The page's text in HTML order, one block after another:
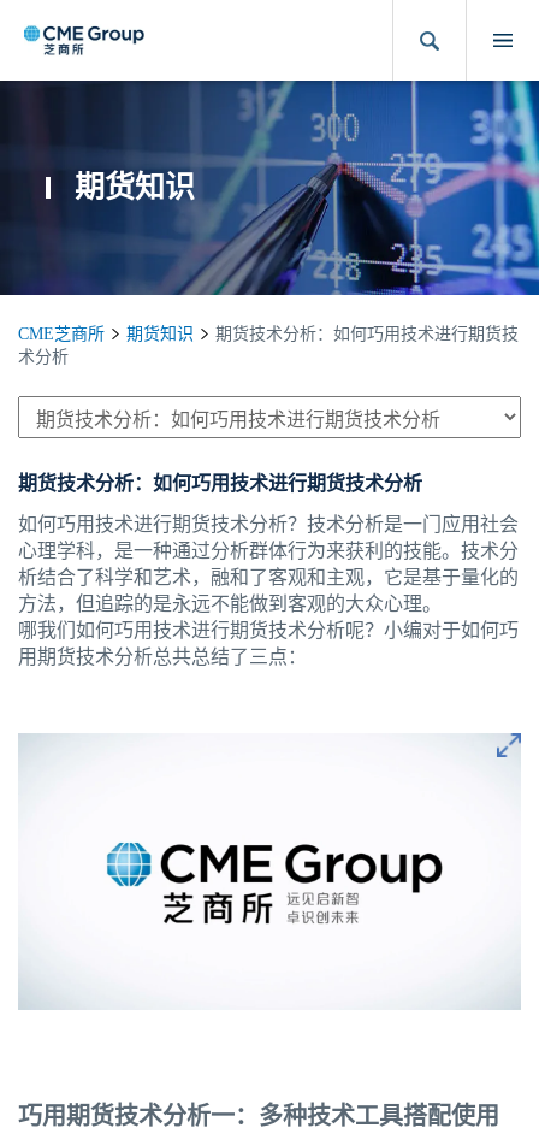
期货知识
CME芝商所 期货知识
期货技术分析：如何巧用技术进行期货技
术分析
期货技术分析：如何巧用技术进行期货技术分析
如何巧用技术进行期货技术分析？技术分析是一门应用社会
心理学科，是一种通过分析群体行为来获利的技能。技术分
析结合了科学和艺术，融和了客观和主观，它是基于量化的
方法，但追踪的是永远不能做到客观的大众心理。
哪我们如何巧用技术进行期货技术分析呢？小编对于如何巧
用期货技术分析总共总结了三点：
巧用期货技术分析一：多种技术工具搭配使用